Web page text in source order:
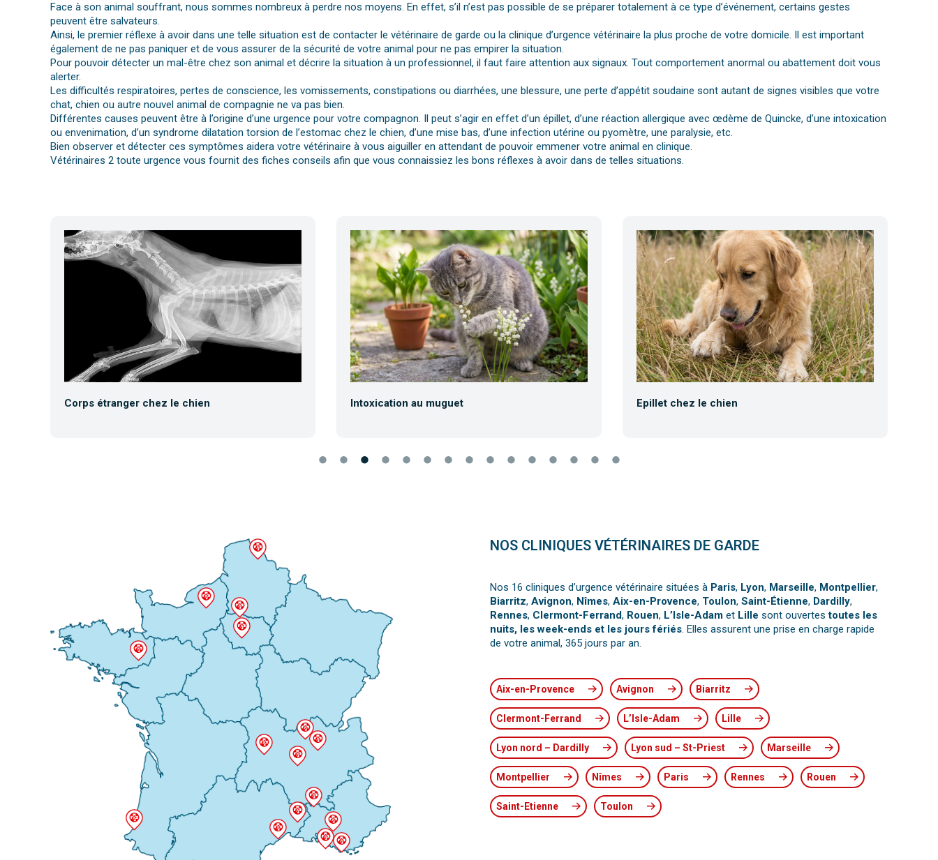
Face à son animal souffrant, nous sommes nombreux à perdre nos moyens. En effet, s’il n’est pas possible de se préparer totalement à ce type d’événement, certains gestes
peuvent être salvateurs.
Ainsi, le premier réflexe à avoir dans une telle situation est de contacter le vétérinaire de garde ou la clinique d’urgence vétérinaire la plus proche de votre domicile. Il est important
également de ne pas paniquer et de vous assurer de la sécurité de votre animal pour ne pas empirer la situation.
Pour pouvoir détecter un mal-être chez son animal et décrire la situation à un professionnel, il faut faire attention aux signaux. Tout comportement anormal ou abattement doit vous
alerter.
Les difficultés respiratoires, pertes de conscience, les vomissements, constipations ou diarrhées, une blessure, une perte d’appétit soudaine sont autant de signes visibles que votre
chat, chien ou autre nouvel animal de compagnie ne va pas bien.
Différentes causes peuvent être à l’origine d’une urgence pour votre compagnon. Il peut s’agir en effet d’un épillet, d’une réaction allergique avec œdème de Quincke, d’une intoxication
ou envenimation, d’un syndrome dilatation torsion de l’estomac chez le chien, d’une mise bas, d’une infection utérine ou pyomètre, une paralysie, etc.
Bien observer et détecter ces symptômes aidera votre vétérinaire à vous aiguiller en attendant de pouvoir emmener votre animal en clinique.
Vétérinaires 2 toute urgence vous fournit des fiches conseils afin que vous connaissiez les bons réflexes à avoir dans de telles situations.
Corps étranger chez le chien Intoxication au muguet Epillet chez le chien
NOS CLINIQUES VÉTÉRINAIRES DE GARDE
Nos 16 cliniques d’urgence vétérinaire situées à Paris, Lyon, Marseille, Montpellier,
Biarritz, Avignon, Nîmes, Aix-en-Provence, Toulon, Saint-Étienne, Dardilly,
Rennes, Clermont-Ferrand, Rouen, L’Isle-Adam et Lille sont ouvertestoutes les
nuits, les week-ends et les jours fériés. Elles assurent une prise en charge rapide
de votre animal, 365 jours par an.
Aix-en-Provence Avignon Biarritz
Clermont-Ferrand L’Isle-Adam Lille
Lyon nord – Dardilly Lyon sud – St-Priest Marseille
Montpellier Nîmes Paris Rennes Rouen
Saint-Etienne Toulon